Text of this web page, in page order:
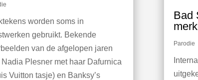
worden soms in
gebruikt. Bekende
van de afgelopen jaren
Nadia Plesner met haar Dafurnica
Vuitton tasje) en Banksy’s
Bad
Parodie